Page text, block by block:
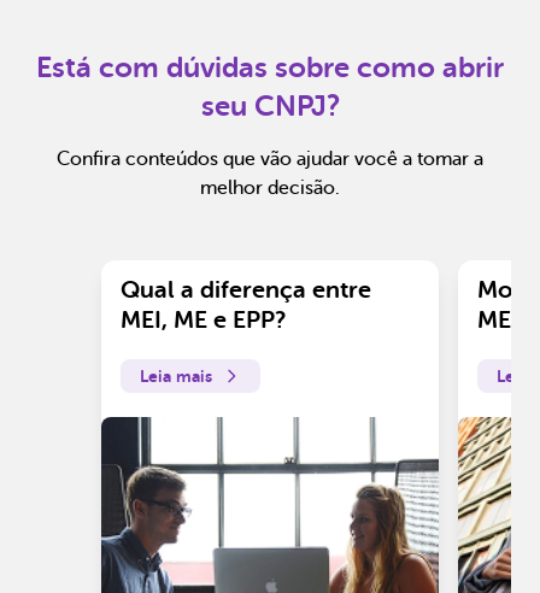
Está com dúvidas sobre como abrir
seu CNPJ?
Confira conteúdos que vão ajudar você a tomar a
melhor decisão.
Qual a diferença entre
MEI, ME e EPP?
Leia mais
ME?
Leia